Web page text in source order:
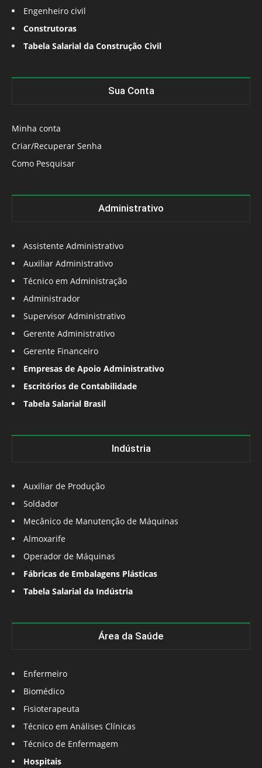
Engenheiro civil
Construtoras
Tabela Salarial da Construção Civil
Sua Conta
Minha conta
Criar/Recuperar Senha
Como Pesquisar
Administrativo
Assistente Administrativo
Auxiliar Administrativo
Técnico em Administração
Administrador
Supervisor Administrativo
Gerente Administrativo
Gerente Financeiro
Empresas de Apoio Administrativo
Escritórios de Contabilidade
Tabela Salarial Brasil
Indústria
Auxiliar de Produção
Soldador
Mecânico de Manutenção de Máquinas
Almoxarife
Operador de Máquinas
Fábricas de Embalagens Plásticas
Tabela Salarial da Indústria
Área da Saúde
Enfermeiro
Biomédico
Fisioterapeuta
Técnico em Análises Clínicas
Técnico de Enfermagem
Hospitais